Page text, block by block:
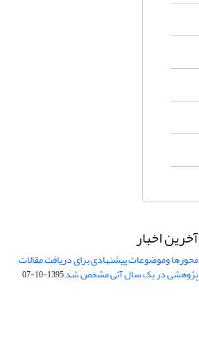
آخرین اخبار
محورها وموضوعات پیشنهادی برای دریافت مقالات
پژوهشی در یک سال آتی مشخص شد1395-10-07